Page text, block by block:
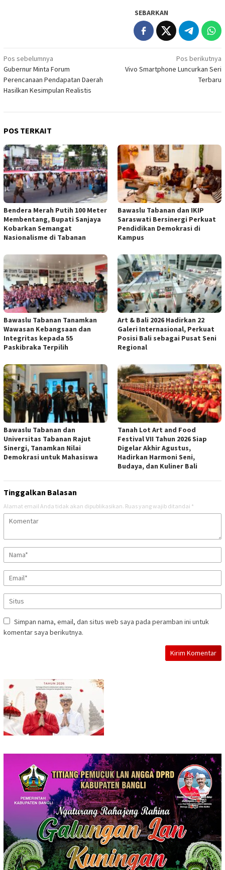
SEBARKAN
Navigasi
pos
Pos sebelumnya
Gubernur Minta Forum
Perencanaan Pendapatan Daerah
Hasilkan Kesimpulan Realistis
Pos berikutnya
Vivo Smartphone Luncurkan Seri
Terbaru
POS TERKAIT
Bendera Merah Putih 100 Meter
Membentang, Bupati Sanjaya
Kobarkan Semangat
Nasionalisme di Tabanan
Bawaslu Tabanan dan IKIP
Saraswati Bersinergi Perkuat
Pendidikan Demokrasi di
Kampus
Bawaslu Tabanan Tanamkan
Wawasan Kebangsaan dan
Integritas kepada 55
Paskibraka Terpilih
Art & Bali 2026 Hadirkan 22
Galeri Internasional, Perkuat
Posisi Bali sebagai Pusat Seni
Regional
Bawaslu Tabanan dan
Universitas Tabanan Rajut
Sinergi, Tanamkan Nilai
Demokrasi untuk Mahasiswa
Tanah Lot Art and Food
Festival VII Tahun 2026 Siap
Digelar Akhir Agustus,
Hadirkan Harmoni Seni,
Budaya, dan Kuliner Bali
Tinggalkan Balasan
Alamat email Anda tidak akan dipublikasikan. Ruas yang wajib ditandai *
Simpan nama, email, dan situs web saya pada peramban ini untuk
komentar saya berikutnya.